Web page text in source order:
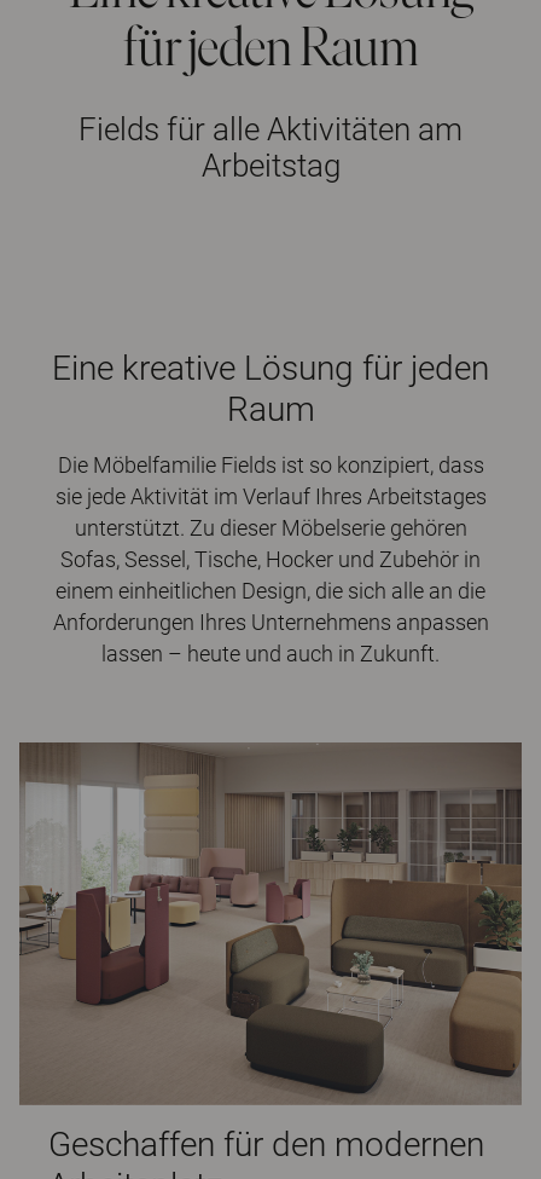
für jeden Raum
Fields für alle Aktivitäten am
Arbeitstag
Eine kreative Lösung für jeden
Raum
Die Möbelfamilie Fields ist so konzipiert, dass
sie jede Aktivität im Verlauf Ihres Arbeitstages
unterstützt. Zu dieser Möbelserie gehören
Sofas, Sessel, Tische, Hocker und Zubehör in
einem einheitlichen Design, die sich alle an die
Anforderungen Ihres Unternehmens anpassen
lassen – heute und auch in Zukunft.
Geschaffen für den modernen